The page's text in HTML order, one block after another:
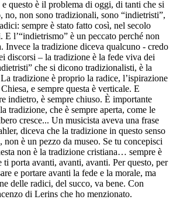
questo è il problema di oggi, di tanti che si
non sono tradizionali, sono “indietristi”,
sempre è stato fatto così, nel secolo
E l’“indietrismo” è un peccato perché non
Invece la tradizione diceva qualcuno - credo
discorsi – la tradizione è la fede viva dei
che si dicono tradizionalisti, è la
tradizione è proprio la radice, l’ispirazione
e sempre questa è verticale. E
indietro, è sempre chiuso. È importante
tradizione, che è sempre aperta, come le
cresce... Un musicista aveva una frase
diceva che la tradizione in questo senso
non è un pezzo da museo. Se tu concepisci
non è la tradizione cristiana… sempre è
porta avanti, avanti, avanti. Per questo, per
e portare avanti la fede e la morale, ma
delle radici, del succo, va bene. Con
di Lerins che ho menzionato.